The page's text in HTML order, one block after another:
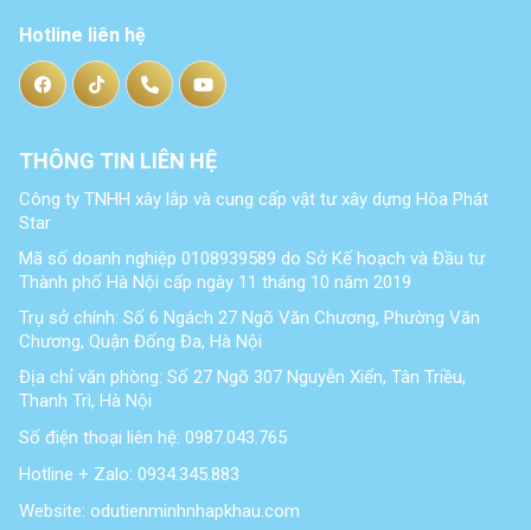
Hotline liên hệ
THÔNG TIN LIÊN HỆ
Công ty TNHH xây lắp và cung cấp vật tư xây dựng Hòa Phát
Star
Mã số doanh nghiệp 0108939589 do Sở Kế hoạch và Đầu tư
Thành phố Hà Nội cấp ngày 11 tháng 10 năm 2019
Trụ sở chính: Số 6 Ngách 27 Ngõ Văn Chương, Phường Văn
Chương, Quận Đống Đa, Hà Nội
Địa chỉ văn phòng: Số 27 Ngõ 307 Nguyễn Xiển, Tân Triều,
Thanh Trì, Hà Nội
Số điện thoại liên hệ: 0987.043.765
Hotline + Zalo: 0934.345.883
Website: odutienminhnhapkhau.com